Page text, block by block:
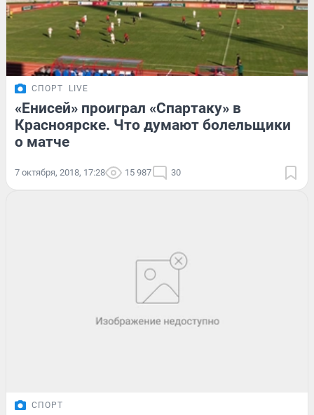
СПОРТ LIVE
«Енисей» проиграл «Спартаку» в
Красноярске. Что думают болельщики
о матче
7 октября, 2018, 17:28 15 987 30
СПОРТ